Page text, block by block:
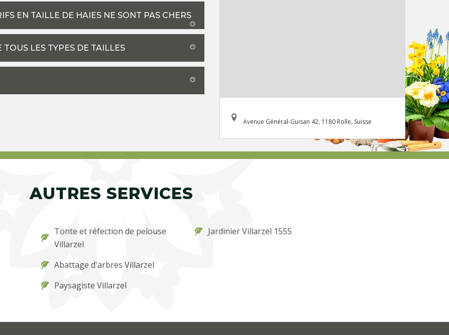
EN TAILLE DE HAIES NE SONT PAS CHERS
LES TYPES DE TAILLES
Avenue Général-Guisan 42, 1180 Rolle, Suisse
AUTRES SERVICES
Tonte et réfection de pelouse
Villarzel
Abattage d'arbres Villarzel
Paysagiste Villarzel
Jardinier Villarzel 1555